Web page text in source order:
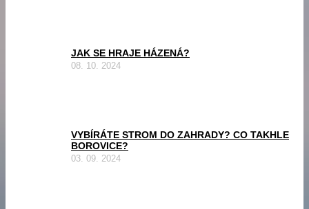
JAK SE HRAJE HÁZENÁ?
08. 10. 2024
VYBÍRÁTE STROM DO ZAHRADY? CO TAKHLE
BOROVICE?
03. 09. 2024